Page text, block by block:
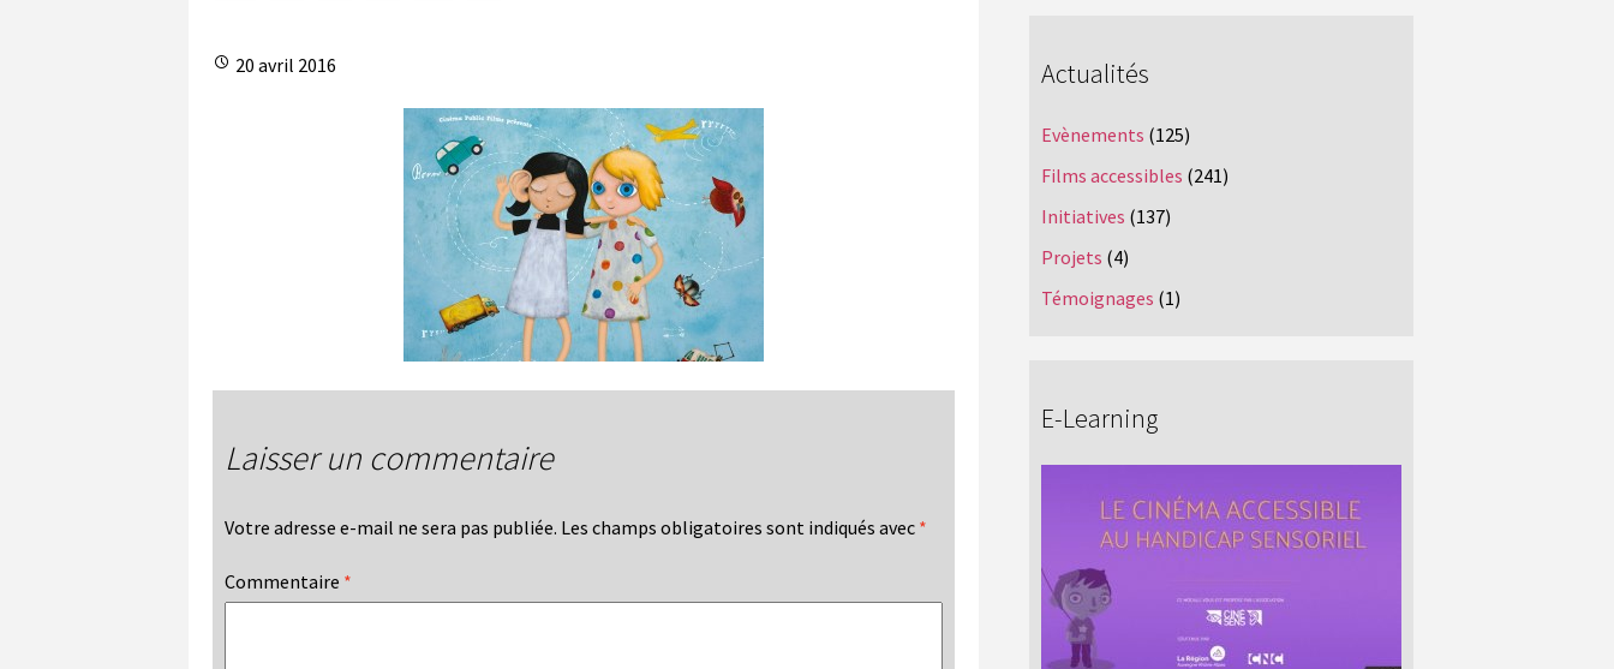
20 avril 2016
Laisser un commentaire
Votre adresse e-mail ne sera pas publiée. Les champs obligatoires sont indiqués avec *
Commentaire *
Actualités
Evènements (125)
Films accessibles (241)
Initiatives (137)
Projets (4)
Témoignages (1)
E-Learning